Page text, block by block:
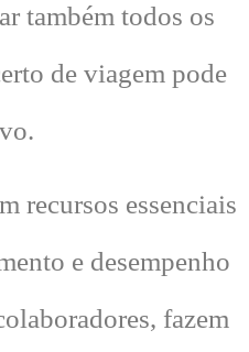
também todos os
de viagem pode
recursos essenciais
e desempenho
fazem